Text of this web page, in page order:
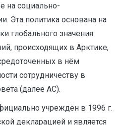
на социально-
Эта политика основана на
глобального значения
происходящих в Арктике,
в нём
сотрудничеству в
(далее АС).
учреждён в 1996 г.
декларацией и является